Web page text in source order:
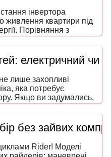
інвертора
живлення квартири під
Порівняння з
station. На що звертати
електричний чи
лише захопливі
яка потребує
Якщо ви задумались,
то ця інструкція
Адже йдеться не
про безпечний
увагу та
без зайвих
Rider! Моделі